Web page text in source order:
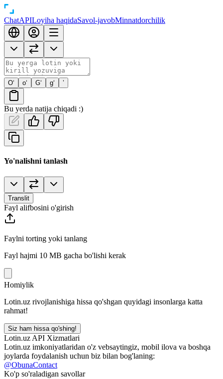
ChatAPILoyiha haqidaSavol-javobMinnatdorchilik
O‘ o‘ G‘ g‘ ’
Bu yerda natija chiqadi :)
Yo'nalishni tanlash
Translit
Fayl alifbosini o'girish
Faylni torting yoki tanlang
Fayl hajmi 10 MB gacha bo'lishi kerak
Homiylik
Lotin.uz rivojlanishiga hissa qo'shgan quyidagi insonlarga katta
rahmat!
Siz ham hissa qo'shing!
Lotin.uz API Xizmatlari
Lotin.uz imkoniyatlaridan o'z vebsaytingiz, mobil ilova va boshqa
joylarda foydalanish uchun biz bilan bog'laning:
@ObunaContact
Ko'p so'raladigan savollar